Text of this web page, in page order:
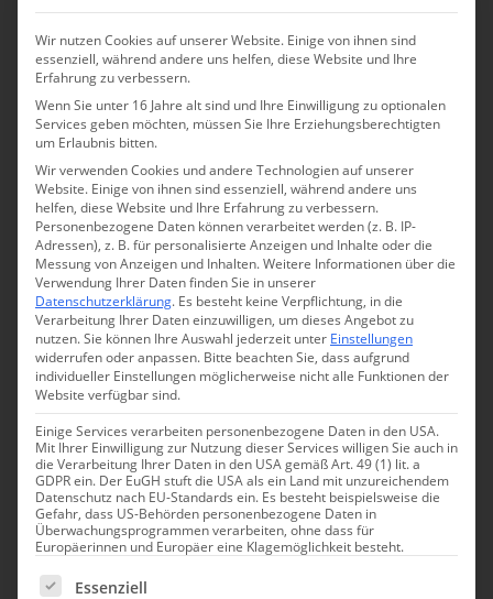
Angelika Schwaff
Food Kolumnistin & Reisebloggerin – Autorin
Angelika hat ihre Berufung gefunden und
nimmt ihre Leser mit auf kulinarische Reisen.
Unter anderem auch die Leser von ZEIT
ONLINE. Sie hat Journalistik studiert, als
Dokumentarfilmerin gearbeitet und war bis
2012 Pressesprecherin von Germanwings.
Noch immer nimmt sie für gutes Essen jeden
Weg in Kauf.
Wir nutzen Cookies auf unserer Website. Einige von ihnen sind
essenziell, während andere uns helfen, diese Website und Ihre
Erfahrung zu verbessern.
Wenn Sie unter 16 Jahre alt sind und Ihre Einwilligung zu optionalen
Services geben möchten, müssen Sie Ihre Erziehungsberechtigten
um Erlaubnis bitten.
Wir verwenden Cookies und andere Technologien auf unserer
Website. Einige von ihnen sind essenziell, während andere uns
helfen, diese Website und Ihre Erfahrung zu verbessern.
Personenbezogene Daten können verarbeitet werden (z. B. IP-
Adressen), z. B. für personalisierte Anzeigen und Inhalte oder die
Messung von Anzeigen und Inhalten.Weitere Informationen über die
Verwendung Ihrer Daten finden Sie in unserer
Datenschutzerklärung. Es besteht keine Verpflichtung, in die
Verarbeitung Ihrer Daten einzuwilligen, um dieses Angebot zu
nutzen.Sie können Ihre Auswahl jederzeit unter Einstellungen
widerrufen oder anpassen. Bitte beachten Sie, dass aufgrund
individueller Einstellungen möglicherweise nicht alle Funktionen der
Website verfügbar sind.
Einige Services verarbeiten personenbezogene Daten in den USA.
Mit Ihrer Einwilligung zur Nutzung dieser Services willigen Sie auch in
die Verarbeitung Ihrer Daten in den USA gemäß Art. 49 (1) lit. a
GDPR ein. Der EuGH stuft die USA als ein Land mit unzureichendem
Datenschutz nach EU-Standards ein. Es besteht beispielsweise die
Gefahr, dass US-Behörden personenbezogene Daten in
Überwachungsprogrammen verarbeiten, ohne dass für
Europäerinnen und Europäer eine Klagemöglichkeit besteht.
Es folgt eine Liste der Service-Gruppen, für die eine
Essenziell